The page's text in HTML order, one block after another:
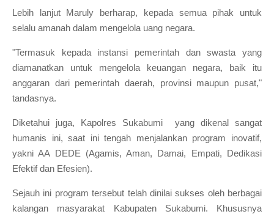
Lebih lanjut Maruly berharap, kepada semua pihak untuk
selalu amanah dalam mengelola uang negara.
"Termasuk kepada instansi pemerintah dan swasta yang
diamanatkan untuk mengelola keuangan negara, baik itu
anggaran dari pemerintah daerah, provinsi maupun pusat,"
tandasnya.
Diketahui juga, Kapolres Sukabumi yang dikenal sangat
humanis ini, saat ini tengah menjalankan program inovatif,
yakni AA DEDE (Agamis, Aman, Damai, Empati, Dedikasi
Efektif dan Efesien).
Sejauh ini program tersebut telah dinilai sukses oleh berbagai
kalangan masyarakat Kabupaten Sukabumi. Khususnya